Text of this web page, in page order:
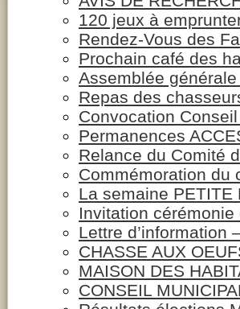
120 jeux à
Rendez-Vous des
Prochain café des
Assemblée
Repas des
Convocation
Permanences
Relance du Comité
Commémoration du
La semaine PETITE
Invitation
Lettre d’information
CHASSE AUX
MAISON DES
CONSEIL MUNICIPAL